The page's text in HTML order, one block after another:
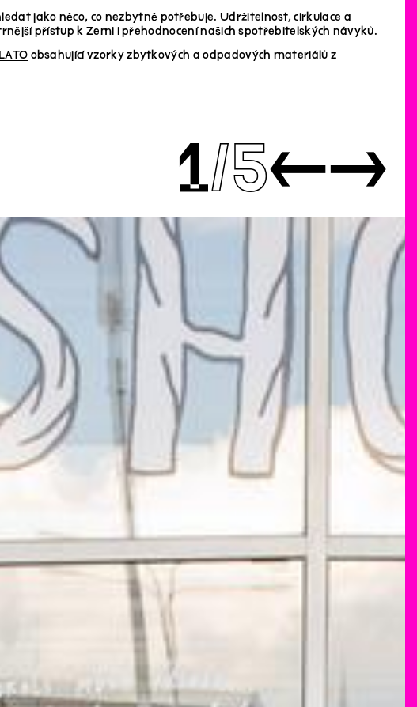
jako něco, co nezbytně potřebuje. Udržitelnost, cirkulace a
přístup k Zemi i přehodnocení našich spotřebitelských návyků.
obsahující vzorky zbytkových a odpadových materiálů z
1 5←→